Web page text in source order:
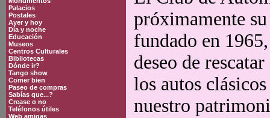
Palacios
Postales
Ayer y hoy
Día y noche
Educación
Museos
Centros Culturales
Bibliotecas
Dónde ir?
Tango show
Comer bien
Paseo de compras
Sabías que...?
Crease o no
Teléfonos útiles
Web amigas
próximamente
fundado en
deseo de
los autos
nuestro